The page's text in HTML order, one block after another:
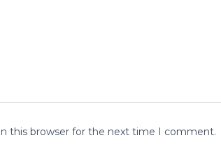
this browser for the next time I comment.